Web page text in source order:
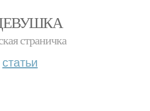
страничка
статьи